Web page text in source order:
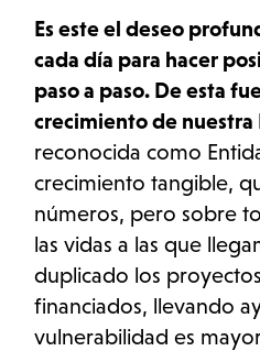
Es este el deseo
cada día para hacer
paso a paso. De esta
crecimiento de nuestra
reconocida como
crecimiento tangible,
números, pero sobre
las vidas a las que
duplicado los
financiados, llevando
vulnerabilidad es